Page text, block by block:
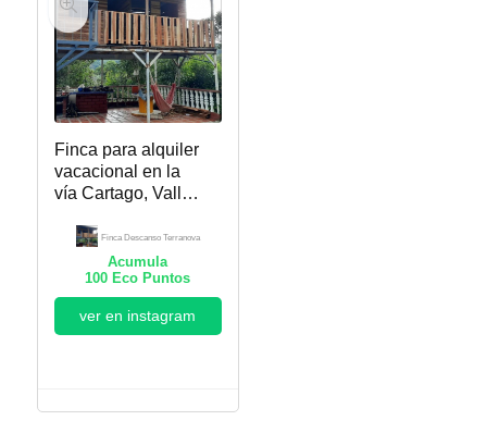
Finca para alquiler
vacacional en la
vía Cartago, Valle –
Descanso
Terranova
Finca Descanso Terranova
Acumula
100 Eco Puntos
ver en instagram